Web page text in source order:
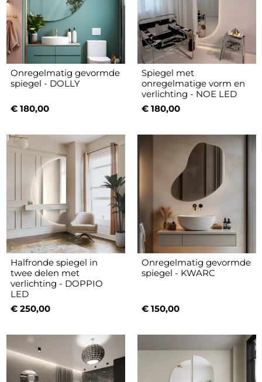
Onregelmatig gevormde
spiegel - DOLLY
€ 180,00
Spiegel met
onregelmatige vorm en
verlichting - NOE LED
€ 180,00
Halfronde spiegel in
twee delen met
verlichting - DOPPIO
LED
€ 250,00
Onregelmatig gevormde
spiegel - KWARC
€ 150,00